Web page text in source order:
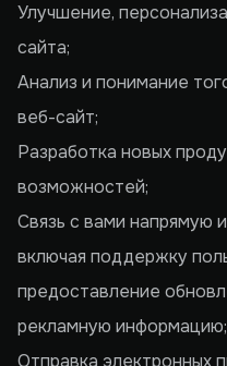
Улучшение,
сайта;
Анализ и понимание
веб-сайт;
Разработка новых
возможностей;
Связь с вами напрямую
включая поддержку
предоставление
рекламную информацию;
Отправка электронных